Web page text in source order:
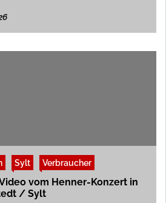
Sylt Verbraucher
vom Henner-Konzert in
/ Sylt